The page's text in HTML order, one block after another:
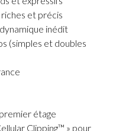
et précis
inédit
(simples et doubles
étage
Clipping™ » pour